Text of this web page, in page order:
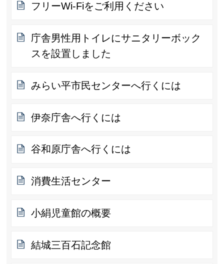
フリーWi-Fiをご利用ください
庁舎男性用トイレにサニタリーボック
スを設置しました
みらい平市民センターへ行くには
伊奈庁舎へ行くには
谷和原庁舎へ行くには
消費生活センター
小絹児童館の概要
結城三百石記念館